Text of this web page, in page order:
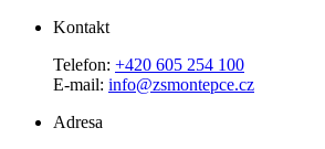
Kontakt
Telefon: +420 605 254 100
E-mail: info@zsmontepce.cz
Adresa